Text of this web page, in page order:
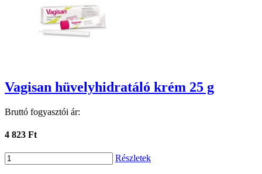
Vagisan hüvelyhidratáló krém 25 g
Bruttó fogyasztói ár:
4 823 Ft
Részletek